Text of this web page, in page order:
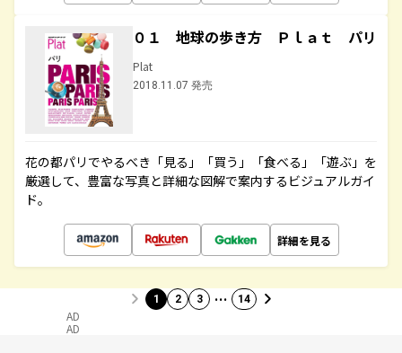
０１ 地球の歩き方 Ｐｌａｔ パリ
Plat
2018.11.07 発売
花の都パリでやるべき「見る」「買う」「食べる」「遊ぶ」を
厳選して、豊富な写真と詳細な図解で案内するビジュアルガイ
ド。
詳細を見る
1 2 3 … 14
AD
AD